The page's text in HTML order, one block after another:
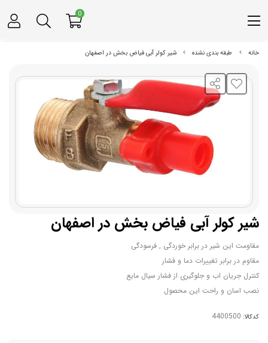
خانه طبقه بندی نشده شیر کولر آبی فیاض بخش در اصفهان
شیر کولر آبی فیاض بخش در اصفهان
مقاومت این شیر در برابر خوردگی , فرسودگی
مقاوم در برابر تغییرات دما و فشار
کنترل جریان اب و جلوگیری از فشار سیال مایع
نصب اسان و راحت این محصول
کدکالا:
0